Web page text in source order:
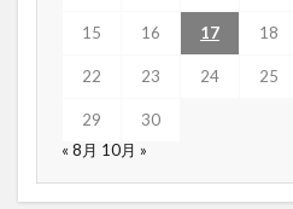
15 16 17 18
22 23 24 25
29
30
« 8月 10月 »